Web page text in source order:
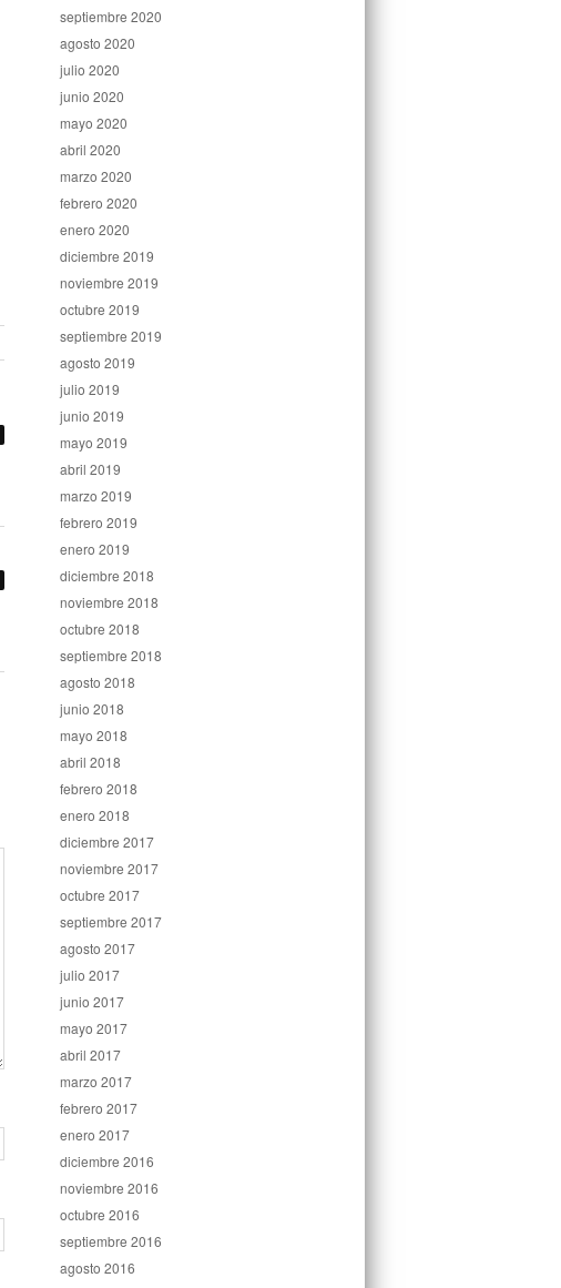
septiembre 2020
agosto 2020
julio 2020
junio 2020
mayo 2020
abril 2020
marzo 2020
febrero 2020
enero 2020
diciembre 2019
noviembre 2019
octubre 2019
septiembre 2019
agosto 2019
julio 2019
junio 2019
mayo 2019
abril 2019
marzo 2019
febrero 2019
enero 2019
diciembre 2018
noviembre 2018
octubre 2018
septiembre 2018
agosto 2018
junio 2018
mayo 2018
abril 2018
febrero 2018
enero 2018
diciembre 2017
noviembre 2017
octubre 2017
septiembre 2017
agosto 2017
julio 2017
junio 2017
mayo 2017
abril 2017
marzo 2017
febrero 2017
enero 2017
diciembre 2016
noviembre 2016
octubre 2016
septiembre 2016
agosto 2016